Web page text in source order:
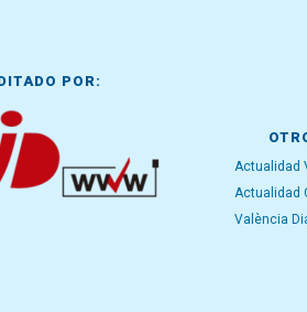
POR:
Actualidad
Actualidad
València